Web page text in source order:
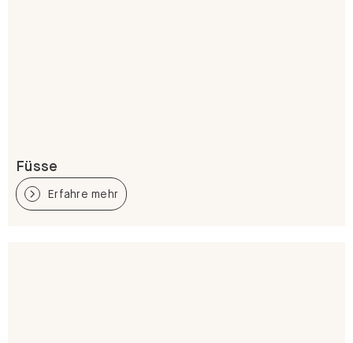
Füsse
Erfahre mehr